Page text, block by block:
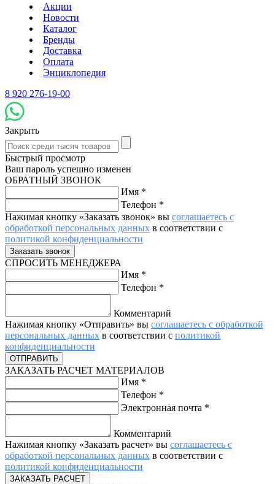
Акции
Новости
Каталог
Бренды
Доставка
Оплата
Энциклопедия
8 920 276-19-00
Закрыть
Быстрый просмотр
Ваш пароль успешно изменен
ОБРАТНЫЙ ЗВОНОК
Имя *
Телефон *
Нажимая кнопку «Заказать звонок» вы соглашаетесь с
обработкой персональных данных в соответствии с
политикой конфиденциальности
СПРОСИТЬ МЕНЕДЖЕРА
Имя *
Телефон *
Комментарий
Нажимая кнопку «Отправить» вы соглашаетесь с обработкой
персональных данных в соответствии с политикой
конфиденциальности
ЗАКАЗАТЬ РАСЧЕТ МАТЕРИАЛОВ
Имя *
Телефон *
Электронная почта *
Комментарий
Нажимая кнопку «Заказать расчет» вы соглашаетесь с
обработкой персональных данных в соответствии с
политикой конфиденциальности